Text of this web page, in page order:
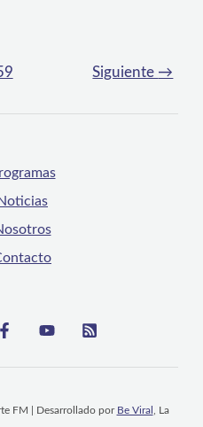
Siguiente →
FM | Desarrollado por Be Viral , La